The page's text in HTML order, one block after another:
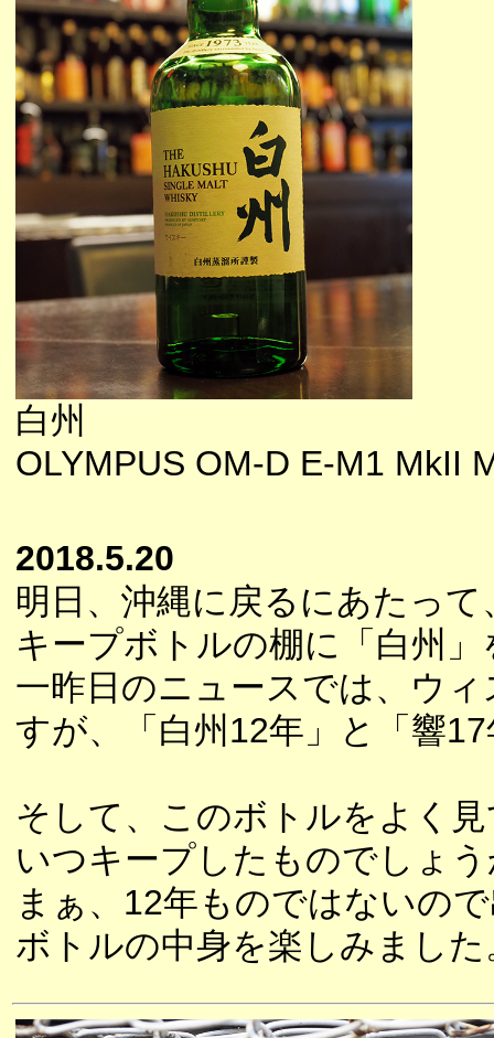
白州
OLYMPUS OM-D E-M1 MkII
2018.5.20
明日、沖縄に戻るにあたっ
キープボトルの棚に「白州
一昨日のニュースでは、ウ
すが、「白州12年」と「響
そして、このボトルをよく
いつキープしたものでしょ
まぁ、12年ものではないの
ボトルの中身を楽しみました